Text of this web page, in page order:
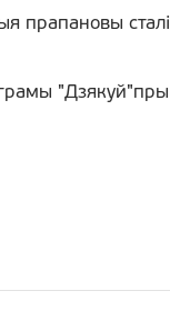
прапановы сталі
"Дзякуй"пры